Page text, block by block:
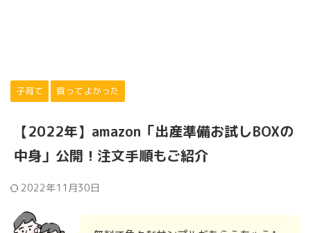
子育て 買ってよかった
【2022年】amazon「出産準備お試しBOXの
中身」公開！注文手順もご紹介
2022年11月30日